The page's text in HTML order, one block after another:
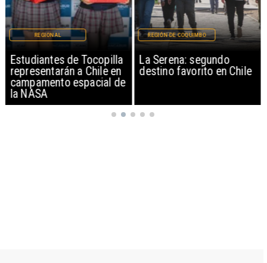
Estudiantes de Tocopilla
representarán a Chile en
campamento espacial de
la NASA
REGIONAL
La Serena: segundo
destino favorito en Chile
REGIÓN DE COQUIMBO